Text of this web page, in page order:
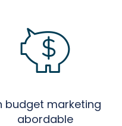
budget marketing
abordable